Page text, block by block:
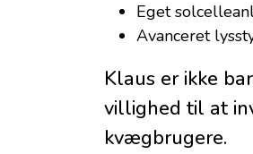
Eget
Avanceret
Klaus er ikke
villighed til at
kvægbrugere.